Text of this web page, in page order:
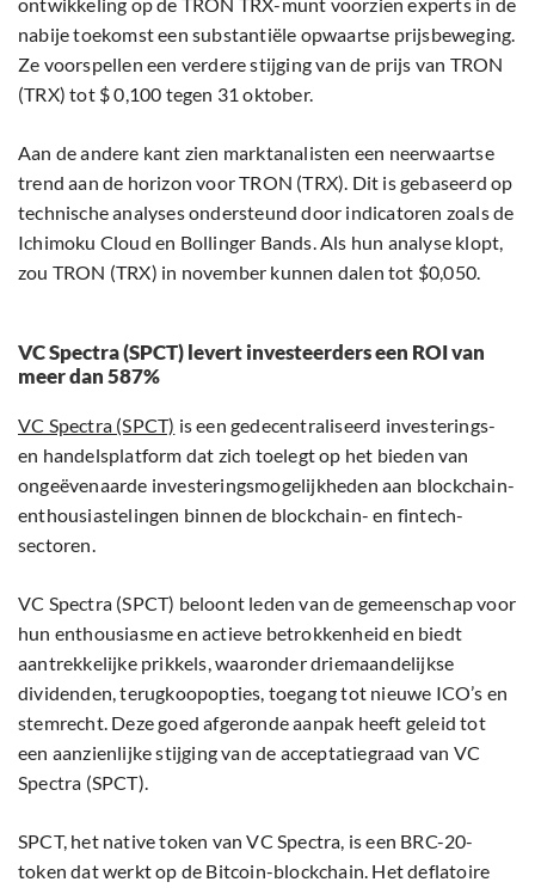
nabije toekomst een substantiële opwaartse prijsbeweging.
Ze voorspellen een verdere stijging van de prijs van TRON
(TRX) tot $ 0,100 tegen 31 oktober.
Aan de andere kant zien marktanalisten een neerwaartse
trend aan de horizon voor TRON (TRX). Dit is gebaseerd op
technische analyses ondersteund door indicatoren zoals de
Ichimoku Cloud en Bollinger Bands. Als hun analyse klopt,
zou TRON (TRX) in november kunnen dalen tot $0,050.
VC Spectra (SPCT) levert investeerders een ROI van
meer dan 587%
VC Spectra (SPCT) is een gedecentraliseerd investerings-
en handelsplatform dat zich toelegt op het bieden van
ongeëvenaarde investeringsmogelijkheden aan blockchain-
enthousiastelingen binnen de blockchain- en fintech-
sectoren.
VC Spectra (SPCT) beloont leden van de gemeenschap voor
hun enthousiasme en actieve betrokkenheid en biedt
aantrekkelijke prikkels, waaronder driemaandelijkse
dividenden, terugkoopopties, toegang tot nieuwe ICO’s en
stemrecht. Deze goed afgeronde aanpak heeft geleid tot
een aanzienlijke stijging van de acceptatiegraad van VC
Spectra (SPCT).
SPCT, het native token van VC Spectra, is een BRC-20-
token dat werkt op de Bitcoin-blockchain. Het deflatoire